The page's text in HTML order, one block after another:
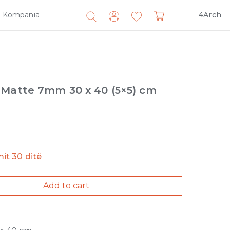
Kompania 4Arch
Search
for:
7mm 30 x 40 (5×5) cm
30 ditë
Add to cart